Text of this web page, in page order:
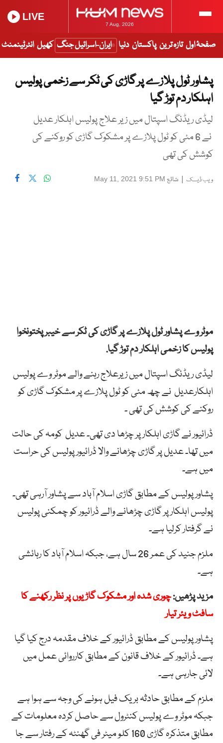
7 Aug, 2026
LIVE
صفحۂ اول تازہ ترین پاکستان دنیا ایران-اسرائیل جنگ کھیل انٹرٹینمنٹ
پشاور ٹول پلازے پر گاڑی کی ٹکر سے زخمی پولیس
اہلکار دم توڑ گیا
لیڈی ریڈنگ اسپتال میں زیر علاج پولیس اہلکار عدیل
نے 6 مئی کو ٹول پلازے پر مشکوک گاڑی کو روکنے کی
کوشش کی تھی
ویب ڈیسک | شائع May 11, 2021 9:51 PM
موٹروےپشاورٹولپلازےپرگاڑیکیٹکرسےخیبر پختونخوا
پولیس کازخمیاہلکاردمتوڑگیا.
لیڈیریڈنگاسپتالمیںزیرعلاجرہنےوالےموٹروےپولیس
اہلکارعدیل نےچھمئیکوٹولپلازےپرمشکوکگاڑیکو
روکنےکیکوششکیتھی۔
ڈرائیورنےگاڑیاہلکارپرچڑھادی تھی۔عدیل کومہکیحالت
میںتھا۔عدیلپرگاڑیچڑھانےوالاڈرائیورپولیسکیحراست
میںہے۔
پشاور پولیس کے مطابق گاڑی اسلام آباد سے پشاور آرہی تھی۔
پولیس اہلکار پر گاڑی چڑھانے والے ڈرائیور کو چمکنی پولیس
نے گرفتار کرلیا ہے۔
ملزم جنید کی عمر 26 سال ہے، جبکہ اسلام آباد کا رہائشی
ہے۔
مزید پڑھیں:چوری شدہ اور مشکوک گاڑیوں پر نظر رکھنے کا
سافٹ ویئر تیار
پشاور پولیس کے مطابق ڈرائیور کے خلاف مقدمہ درج کیا گیا
ہے۔ ڈرائیور کے خلاف قانون کے مطابق کارروائی عمل میں
لائی جارہی ہے۔
ملزم کے مطابق حادثہ بریک فیل ہونے کی وجہ سے ہوا ہے
جبکہ موٹر وے پولیس کنٹرول سے حاصل کردہ معلومات کے
مطابق متذکرہ گاڑی 160 کلو میٹر فی گھنٹہ کے رفتار سے جا